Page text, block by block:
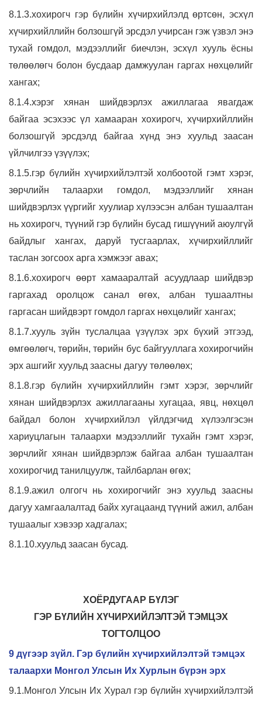
8.1.3.хохирогч гэр бүлийн хүчирхийлэлд өртсөн, эсхүл
хүчирхийллийн болзошгүй эрсдэл учирсан гэж үзвэл энэ
тухай гомдол, мэдээллийг биечлэн, эсхүл хууль ёсны
төлөөлөгч болон бусдаар дамжуулан гаргах нөхцөлийг
хангах;
8.1.4.хэрэг хянан шийдвэрлэх ажиллагаа явагдаж
байгаа эсэхээс үл хамааран хохирогч, хүчирхийллийн
болзошгүй эрсдэлд байгаа хүнд энэ хуульд заасан
үйлчилгээ үзүүлэх;
8.1.5.гэр бүлийн хүчирхийлэлтэй холбоотой гэмт хэрэг,
зөрчлийн талаархи гомдол, мэдээллийг хянан
шийдвэрлэх үүргийг хуулиар хүлээсэн албан тушаалтан
нь хохирогч, түүний гэр бүлийн бусад гишүүний аюулгүй
байдлыг хангах, даруй тусгаарлах, хүчирхийллийг
таслан зогсоох арга хэмжээг авах;
8.1.6.хохирогч өөрт хамааралтай асуудлаар шийдвэр
гаргахад оролцож санал өгөх, албан тушаалтны
гаргасан шийдвэрт гомдол гаргах нөхцөлийг хангах;
8.1.7.хууль зүйн туслалцаа үзүүлэх эрх бүхий этгээд,
өмгөөлөгч, төрийн, төрийн бус байгууллага хохирогчийн
эрх ашгийг хуульд заасны дагуу төлөөлөх;
8.1.8.гэр бүлийн хүчирхийллийн гэмт хэрэг, зөрчлийг
хянан шийдвэрлэх ажиллагааны хугацаа, явц, нөхцөл
байдал болон хүчирхийлэл үйлдэгчид хүлээлгэсэн
хариуцлагын талаархи мэдээллийг тухайн гэмт хэрэг,
зөрчлийг хянан шийдвэрлэж байгаа албан тушаалтан
хохирогчид танилцуулж, тайлбарлан өгөх;
8.1.9.ажил олгогч нь хохирогчийг энэ хуульд заасны
дагуу хамгаалалтад байх хугацаанд түүний ажил, албан
тушаалыг хэвээр хадгалах;
8.1.10.хуульд заасан бусад.
ХОЁРДУГААР БҮЛЭГ
ГЭР БҮЛИЙН ХҮЧИРХИЙЛЭЛТЭЙ ТЭМЦЭХ
ТОГТОЛЦОО
9 дүгээр зүйл. Гэр бүлийн хүчирхийлэлтэй тэмцэх
талаархи Монгол Улсын Их Хурлын бүрэн эрх
9.1.Монгол Улсын Их Хурал гэр бүлийн хүчирхийлэлтэй